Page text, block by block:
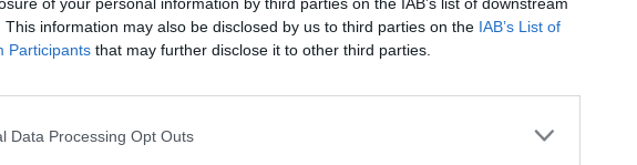
This information may also be disclosed by us to third parties on the IAB’s List of
Participants that may further disclose it to other third parties.
Data Processing Opt Outs
az EURHUF, ami...